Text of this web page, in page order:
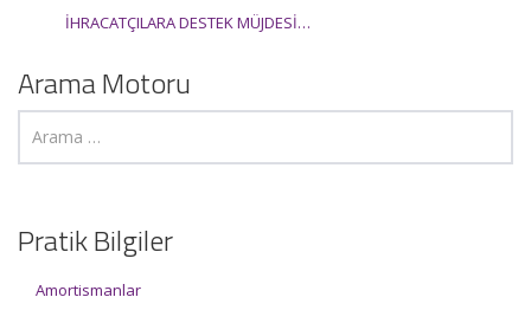
İHRACATÇILARA DESTEK MÜJDESİ…
Arama Motoru
Pratik Bilgiler
Amortismanlar